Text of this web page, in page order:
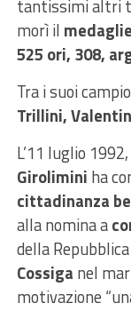
tantissimi altri
morì il
525 ori, 308,
Tra i suoi
Trillini,
L’11 luglio
Girolimini ha
cittadinanza
alla nomina a
della
Cossiga nel
motivazione